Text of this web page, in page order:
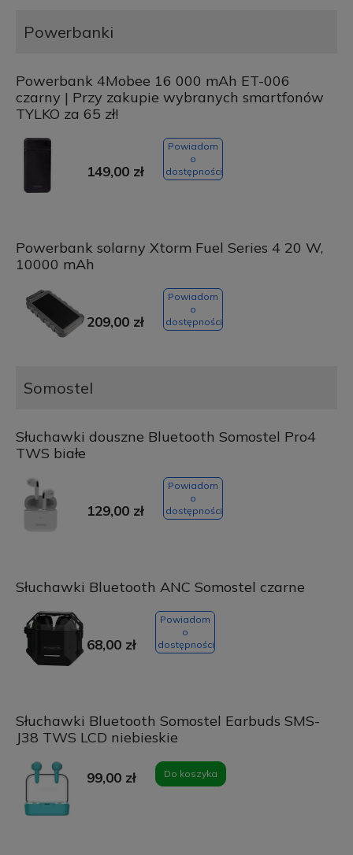
Powerbanki
Powerbank 4Mobee 16 000 mAh ET-006
czarny | Przy zakupie wybranych smartfonów
TYLKO za 65 zł!
149,00 zł
Powiadom
o
dostępności
Powerbank solarny Xtorm Fuel Series 4 20 W,
10000 mAh
209,00 zł
Powiadom
o
dostępności
Somostel
Słuchawki douszne Bluetooth Somostel Pro4
TWS białe
129,00 zł
Powiadom
o
dostępności
Słuchawki Bluetooth ANC Somostel czarne
68,00 zł
Powiadom
o
dostępności
Słuchawki Bluetooth Somostel Earbuds SMS-
J38 TWS LCD niebieskie
99,00 zł Do koszyka